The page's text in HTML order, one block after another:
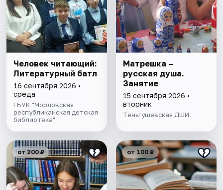
Человек читающий:
Литературный батл
16 сентября 2026 •
среда
ГБУК "Мордовская
республиканская детская
библиотека"
Матрешка –
русская душа.
Занятие
15 сентября 2026 •
вторник
Теньгушевская ДШИ
от 200 ₽ от 100 ₽